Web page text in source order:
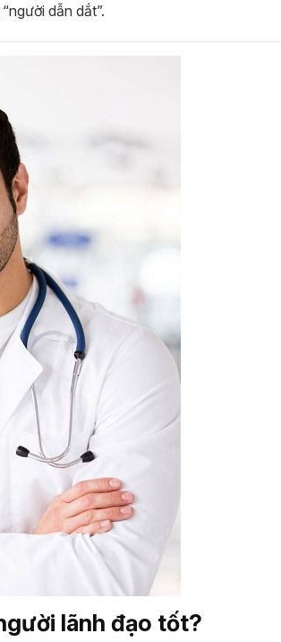
dẫn dắt”.
lãnh đạo tốt?